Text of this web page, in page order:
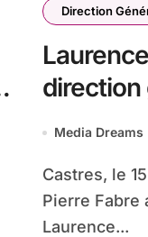
Direction
direction
Pharma
Media Dreams
Castres, le 15 juillet 2026 – Les Laboratoires
Pierre Fabre
Laurence...